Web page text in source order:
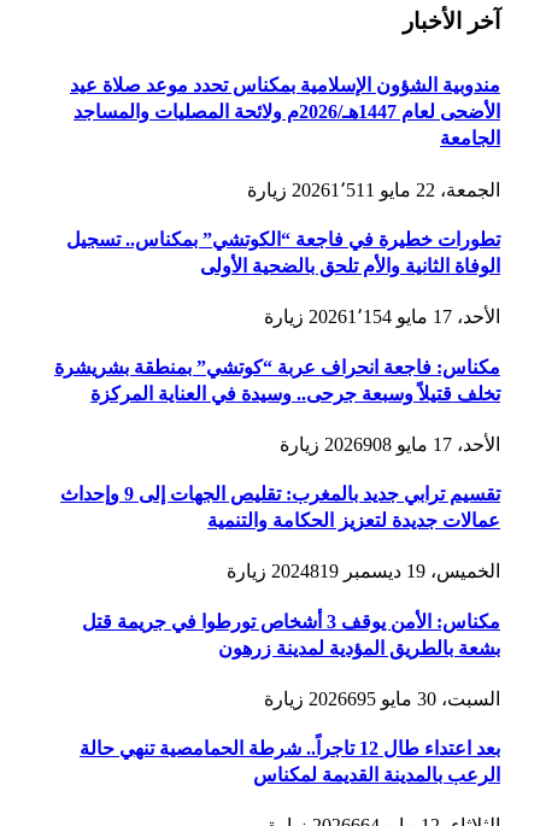
آخر الأخبار
مندوبية الشؤون الإسلامية بمكناس تحدد موعد صلاة عيد
الأضحى لعام 1447هـ/2026م ولائحة المصليات والمساجد
الجامعة
الجمعة، 22 مايو 2026 1٬511 زيارة
تطورات خطيرة في فاجعة “الكوتشي” بمكناس.. تسجيل
الوفاة الثانية والأم تلحق بالضحية الأولى
الأحد، 17 مايو 2026 1٬154 زيارة
مكناس: فاجعة انحراف عربة “كوتشي” بمنطقة بشريشرة
تخلف قتيلاً وسبعة جرحى.. وسيدة في العناية المركزة
الأحد، 17 مايو 2026 908 زيارة
تقسيم ترابي جديد بالمغرب: تقليص الجهات إلى 9 وإحداث
عمالات جديدة لتعزيز الحكامة والتنمية
الخميس، 19 ديسمبر 2024 819 زيارة
مكناس: الأمن يوقف 3 أشخاص تورطوا في جريمة قتل
بشعة بالطريق المؤدية لمدينة زرهون
السبت، 30 مايو 2026 695 زيارة
بعد اعتداء طال 12 تاجراً.. شرطة الحمامصية تنهي حالة
الرعب بالمدينة القديمة لمكناس